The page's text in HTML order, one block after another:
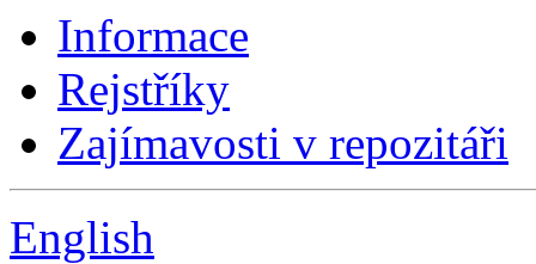
Informace
Rejstříky
Zajímavosti v repozitáři
English